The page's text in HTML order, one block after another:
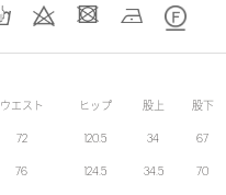
ウエスト ヒップ 股上 股下
72 120.5 34 67
76 124.5 34.5 70